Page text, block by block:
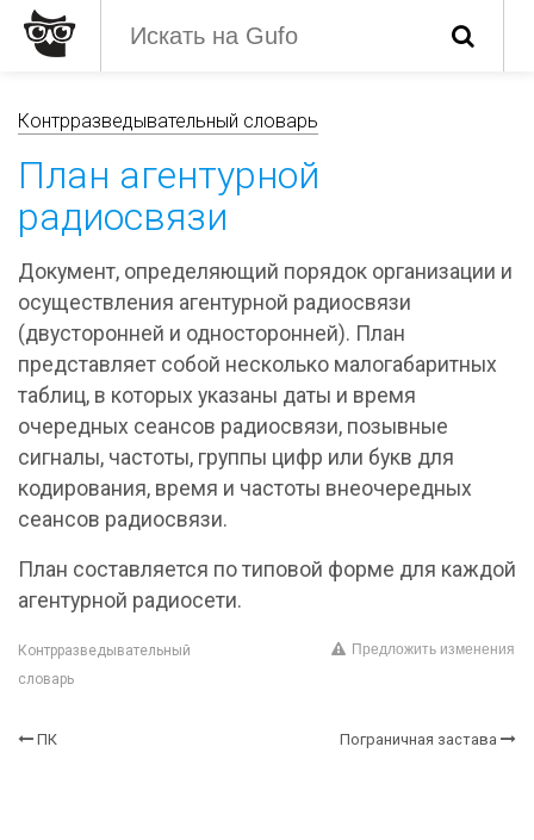
Контрразведывательный словарь
План агентурной
радиосвязи
Документ, определяющий порядок организации и
осуществления агентурной радиосвязи
(двусторонней и односторонней). План
представляет собой несколько малогабаритных
таблиц, в которых указаны даты и время
очередных сеансов радиосвязи, позывные
сигналы, частоты, группы цифр или букв для
кодирования, время и частоты внеочередных
сеансов радиосвязи.
План составляется по типовой форме для каждой
агентурной радиосети.
Контрразведывательный
словарь
Предложить изменения
ПК Пограничная застава